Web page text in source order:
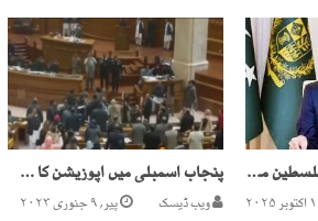
فلسطینی عوام کو آزاد فلسطین میں رہنے کا پورا حق ہے ، شہباز شریف پنجاب اسمبلی میں اپوزیشن کا شدید ہنگامہ، اسپیکر ڈائس کا گھیراؤ
ویب ڈیسک پیر, ۹ جنوری ۲۰۲۳